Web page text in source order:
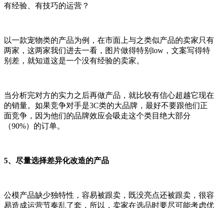
有经验、有技巧的运营？
以一款宠物类的产品为例，在市面上与之类似产品的卖家只有
两家，这两家我们进去一看，图片做得特别low，文案写得特
别差，就知道这是一个没有经验的卖家。
当分析完对方的实力之后再做产品，就比较有信心超越它现在
的销量。如果竞争对手是3C类的大品牌，最好不要跟他们正
面竞争，因为他们的品牌效应会吸走这个类目绝大部分
（90%）的订单。
5、尽量选择差异化改造的产品
公模产品缺少独特性，容易被跟卖，既没亮点还被跟卖，很容
易造成运营节奏乱了套，所以，卖家在选品时要尽可能考虑优